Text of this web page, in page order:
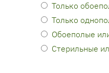
Только
Только
Обоеполые
Стерильные